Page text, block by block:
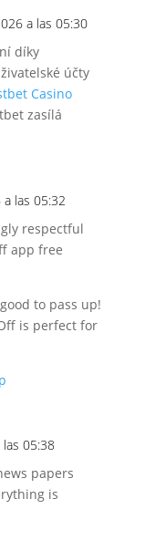
a las 05:30
díky
účty
Casino
zasílá
las 05:32
respectful
app free
to pass up!
is perfect for
05:38
papers
is